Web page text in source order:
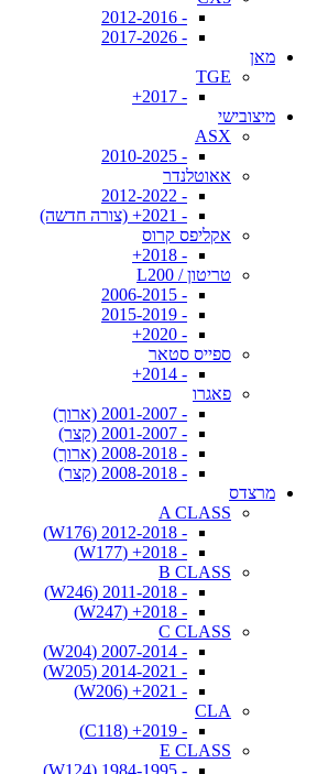
- 2012-2016
- 2017-2026
מאן
TGE
- 2017+
מיצובישי
ASX
- 2010-2025
אאוטלנדר
- 2012-2022
- 2021+ (צורה חדשה)
אקליפס קרוס
- 2018+
טריטון / L200
- 2006-2015
- 2015-2019
- 2020+
ספייס סטאר
- 2014+
פאגרו
- 2001-2007 (ארוך)
- 2001-2007 (קצר)
- 2008-2018 (ארוך)
- 2008-2018 (קצר)
מרצדס
A CLASS
- 2012-2018 (W176)
- 2018+ (W177)
B CLASS
- 2011-2018 (W246)
- 2018+ (W247)
C CLASS
- 2007-2014 (W204)
- 2014-2021 (W205)
- 2021+ (W206)
CLA
- 2019+ (C118)
E CLASS
- 1984-1995 (W124)